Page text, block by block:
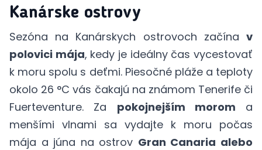
Kanárske ostrovy
Sezóna na Kanárskych ostrovoch začína v
polovici mája, kedy je ideálny čas vycestovať
k moru spolu s deťmi. Piesočné pláže a teploty
okolo 26 °C vás čakajú na známom Tenerife či
Fuerteventure. Za pokojnejším morom a
menšími vlnami sa vydajte k moru počas
mája a júna na ostrov Gran Canaria alebo